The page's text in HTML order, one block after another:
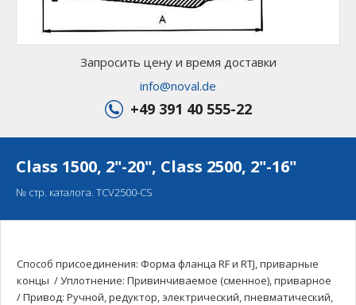
Запросить цену и время доставки
info@noval.de
+49 391 40 555-22
Class 1500, 2"-20", Class 2500, 2"-16"
№ стр. каталога. TCV2500-CS
Способ присоединения: Форма фланца RF и RTJ, приварные
концы / Уплотнение: Привинчиваемое (сменное), приварное
/ Привод: Ручной, редуктор, электрический, пневматический,